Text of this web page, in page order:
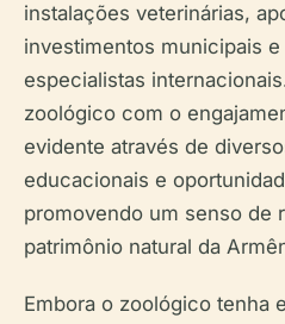
instalações veterinárias,
investimentos municipais
especialistas
zoológico com o
evidente através de
educacionais e
promovendo um senso de
patrimônio natural da
Embora o zoológico